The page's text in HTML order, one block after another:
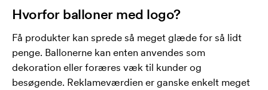
Hvorfor balloner med logo?
Få produkter kan sprede så meget glæde for så lidt
penge. Ballonerne kan enten anvendes som
dekoration eller foræres væk til kunder og
besøgende. Reklameværdien er ganske enkelt meget